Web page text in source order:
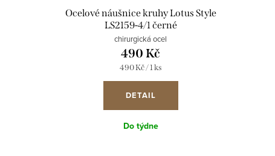
Ocelové náušnice kruhy Lotus Style
LS2159-4/1 černé
chirurgická ocel
490 Kč
Měrná
cena:
490 Kč / 1 ks
DETAIL
Do týdne